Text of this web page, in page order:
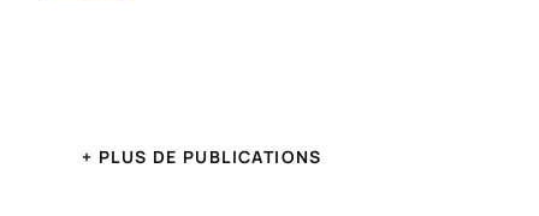
+ PLUS DE PUBLICATIONS